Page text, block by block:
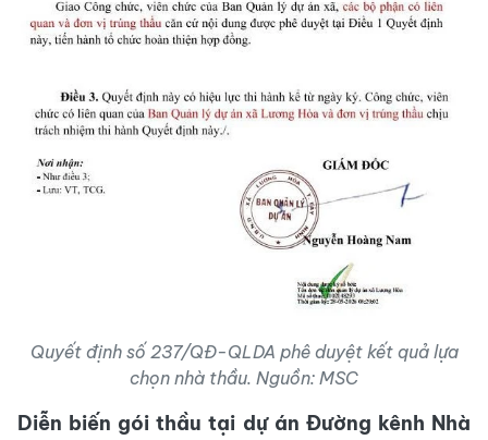
Quyết định số 237/QĐ-QLDA phê duyệt kết quả lựa
chọn nhà thầu. Nguồn: MSC
Diễn biến gói thầu tại dự án Đường kênh Nhà